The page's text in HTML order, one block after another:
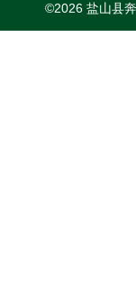
©2026 盐山县